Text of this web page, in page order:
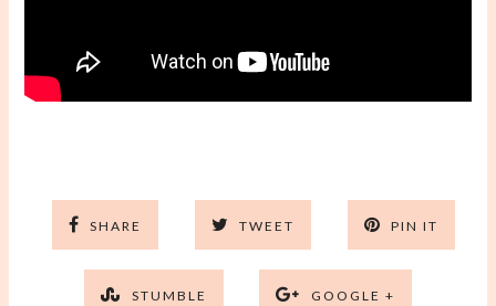
SHARE TWEET PIN IT
STUMBLE GOOGLE +